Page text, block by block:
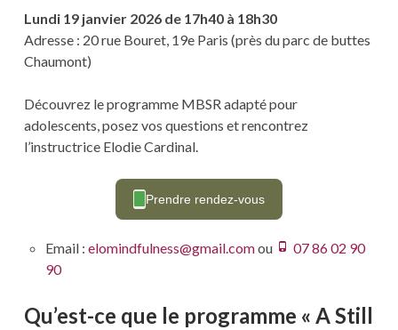
Lundi 19 janvier 2026 de 17h40 à 18h30
Adresse : 20 rue Bouret, 19e Paris (près du parc de buttes
Chaumont)
Découvrez le programme MBSR adapté pour
adolescents, posez vos questions et rencontrez
l’instructrice Elodie Cardinal.
Prendre rendez-vous
Email : elomindfulness@gmail.comou
07 86 02 90
90
Qu’est-ce que le programme « A Still